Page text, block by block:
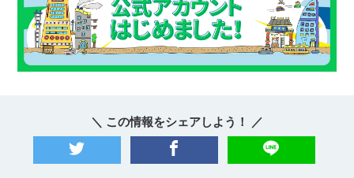
＼ この情報をシェアしよう！ ／